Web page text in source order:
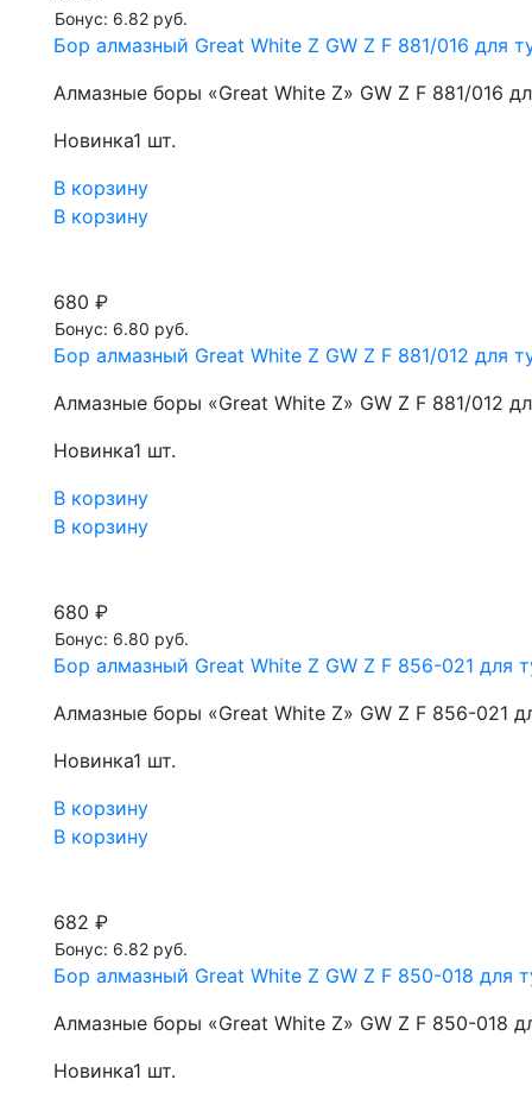
Бонус: 6.82 руб.
Бор алмазный Great White Z GW Z F 881/016 для
Алмазные боры «Great White Z» GW Z F 881/016
Новинка1 шт.
В корзину
В корзину
680 ₽
Бонус: 6.80 руб.
Бор алмазный Great White Z GW Z F 881/012 для
Алмазные боры «Great White Z» GW Z F 881/012
Новинка1 шт.
В корзину
В корзину
680 ₽
Бонус: 6.80 руб.
Бор алмазный Great White Z GW Z F 856-021 для
Алмазные боры «Great White Z» GW Z F 856-021
Новинка1 шт.
В корзину
В корзину
682 ₽
Бонус: 6.82 руб.
Бор алмазный Great White Z GW Z F 850-018 для
Алмазные боры «Great White Z» GW Z F 850-018
Новинка1 шт.